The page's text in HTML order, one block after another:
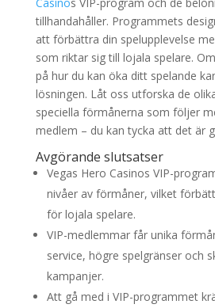
tillhandahåller. Programmets
att förbättra din spelupplevelse
som riktar sig till lojala spelare.
på hur du kan öka ditt spelande
lösningen. Låt oss utforska de
speciella förmånerna som följer
medlem – du kan tycka att det är
Avgörande slutsatser
Vegas Hero Casinos VIP-
nivåer av förmåner, vilket
för lojala spelare.
VIP-medlemmar får unika
service, högre spelgränser och
kampanjer.
Att gå med i VIP-programmet